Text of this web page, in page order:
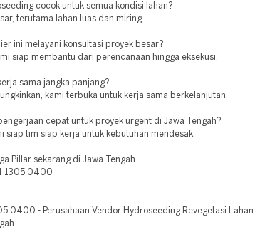
cocok untuk semua kondisi lahan?
terutama lahan luas dan miring.
ini melayani konsultasi proyek besar?
siap membantu dari perencanaan hingga eksekusi.
sama jangka panjang?
kami terbuka untuk kerja sama berkelanjutan.
cepat untuk proyek urgent di Jawa Tengah?
siap tim siap kerja untuk kebutuhan mendesak.
Pillar sekarang di Jawa Tengah.
1305 0400
0400 - Perusahaan Vendor Hydroseeding Revegetasi Lahan